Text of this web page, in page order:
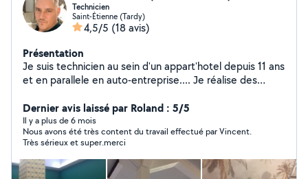
Technicien
Saint-Étienne (Tardy)
4,5/5 (18 avis)
Présentation
Je suis technicien au sein d'un appart'hotel depuis 11 ans
et en parallele en auto-entreprise.... Je réalise des
de petite plomberie ainsi que d'electricité et
d'agencement (cuisine, montage de meuble). Je serait
ravit de mener à bien vos petits ou grands travaux.
N'hesitez pas a visiter mon profil. A bientot.
Dernier avis laissé par Roland : 5/5
Il y a plus de 6 mois
Nous avons été très content du travail effectué par Vincent.
Très sérieux et super.merci